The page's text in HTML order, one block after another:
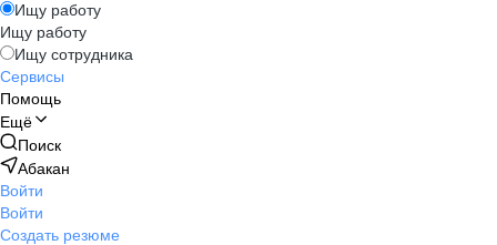
Ищу работу
Ищу работу
Ищу сотрудника
Сервисы
Помощь
Ещё
Поиск
Абакан
Войти
Войти
Создать резюме